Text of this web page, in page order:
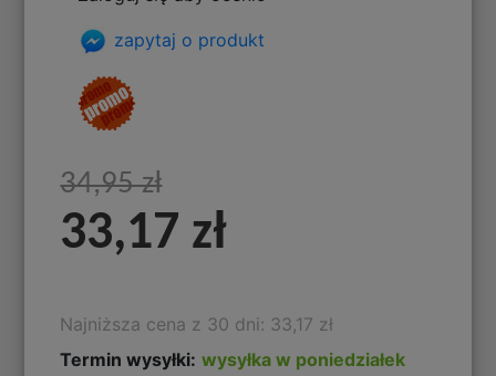
zapytaj o produkt
34,95 zł
33,17 zł
Najniższa cena z 30 dni: 33,17 zł
Termin wysyłki: wysyłka w poniedziałek